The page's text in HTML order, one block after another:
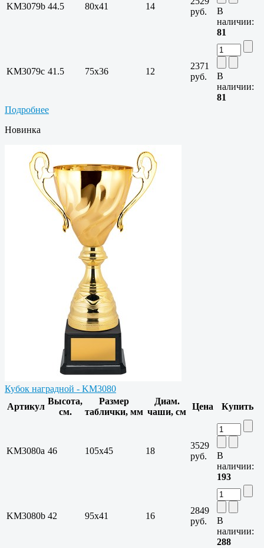
KM3079b 44.5 80х41 14
руб.
В
наличии:
81
KM3079c 41.5 75х36 12
2371
руб.
В
наличии:
81
Подробнее
Новинка
Кубок наградной - KM3080
Артикул
Высота,
см.
Размер
таблички, мм
Диам.
чаши, см
Цена Купить
KM3080a 46 105х45 18
3529
руб.
В
наличии:
193
KM3080b 42 95х41 16
2849
руб.
В
наличии:
288